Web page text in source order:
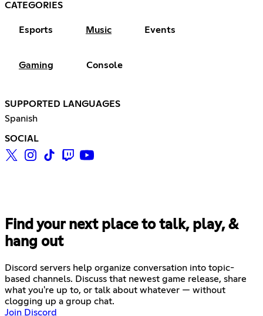
CATEGORIES
Esports Music Events
Gaming Console
SUPPORTED LANGUAGES
Spanish
SOCIAL
Find your next place to talk, play, &
hang out
Discord servers help organize conversation into topic-
based channels. Discuss that newest game release, share
what you're up to, or talk about whatever — without
clogging up a group chat.
Join Discord